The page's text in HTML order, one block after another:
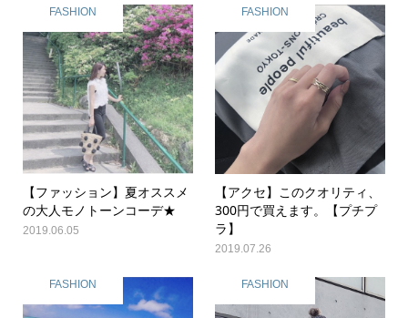
FASHION
【ファッション】夏オススメ
の大人モノトーンコーデ★
2019.06.05
FASHION
【アクセ】このクオリティ、
300円で買えます。【プチプ
ラ】
2019.07.26
FASHION FASHION